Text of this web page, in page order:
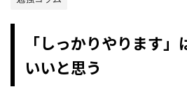
「しっかりやります
いいと思う